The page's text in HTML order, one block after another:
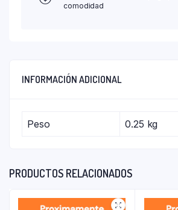
comodidad
INFORMACIÓN ADICIONAL
Peso 0.25 kg
PRODUCTOS RELACIONADOS